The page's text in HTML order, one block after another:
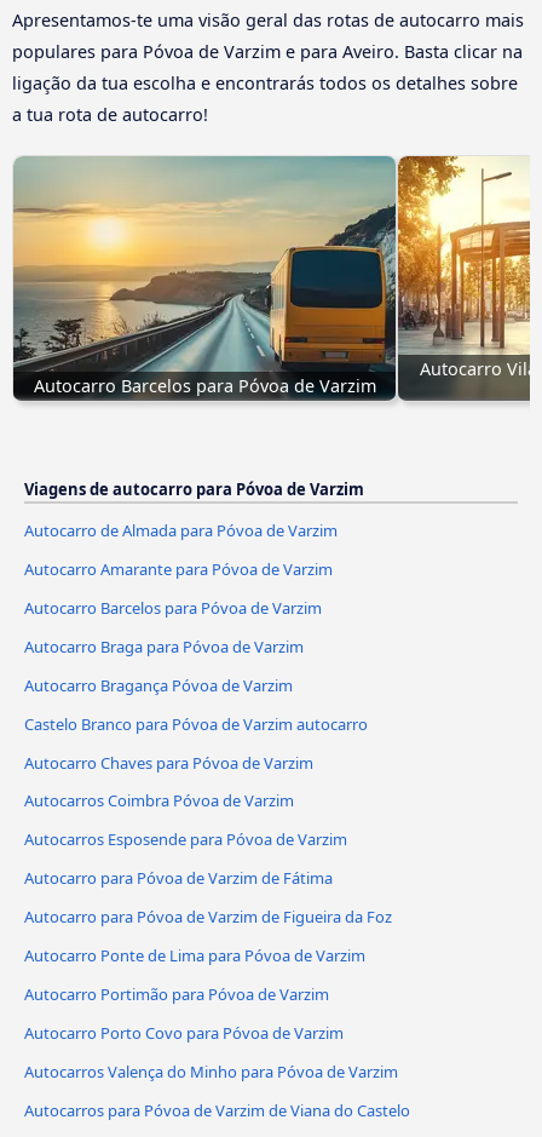
Apresentamos-te uma visão geral das rotas de autocarro mais
populares para Póvoa de Varzim e para Aveiro. Basta clicar na
ligação da tua escolha e encontrarás todos os detalhes sobre
a tua rota de autocarro!
Autocarro Barcelos para Póvoa de Varzim
Autocarro Vila
Viagens de autocarro para Póvoa de Varzim
Autocarro de Almada para Póvoa de Varzim
Autocarro Amarante para Póvoa de Varzim
Autocarro Barcelos para Póvoa de Varzim
Autocarro Braga para Póvoa de Varzim
Autocarro Bragança Póvoa de Varzim
Castelo Branco para Póvoa de Varzim autocarro
Autocarro Chaves para Póvoa de Varzim
Autocarros Coimbra Póvoa de Varzim
Autocarros Esposende para Póvoa de Varzim
Autocarro para Póvoa de Varzim de Fátima
Autocarro para Póvoa de Varzim de Figueira da Foz
Autocarro Ponte de Lima para Póvoa de Varzim
Autocarro Portimão para Póvoa de Varzim
Autocarro Porto Covo para Póvoa de Varzim
Autocarros Valença do Minho para Póvoa de Varzim
Autocarros para Póvoa de Varzim de Viana do Castelo